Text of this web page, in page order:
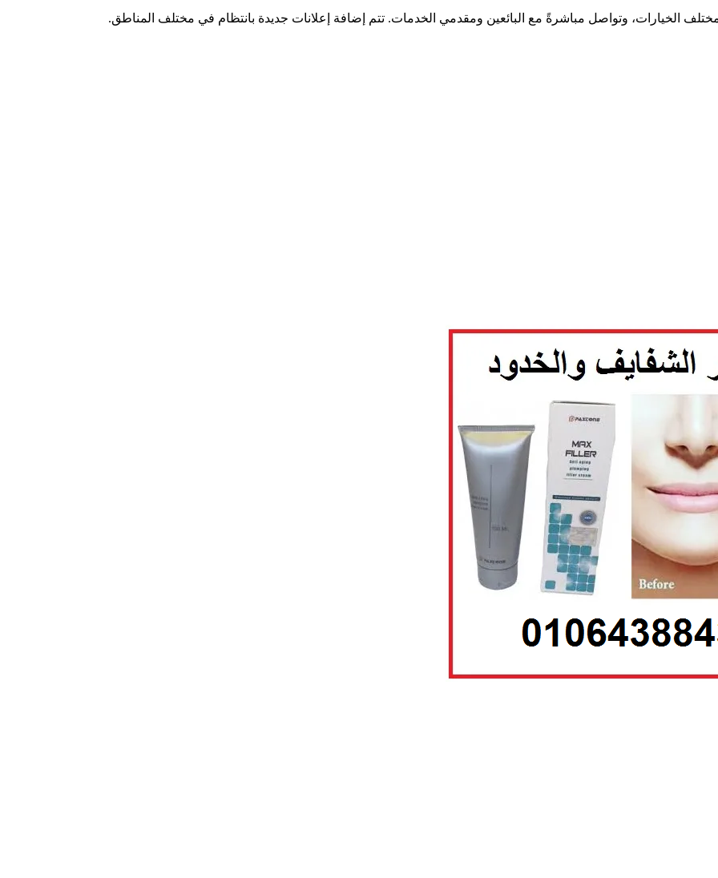
الخيارات، وتواصل مباشرةً مع البائعين ومقدمي الخدمات. تتم إضافة إعلانات جديدة بانتظام في مختلف المناطق.